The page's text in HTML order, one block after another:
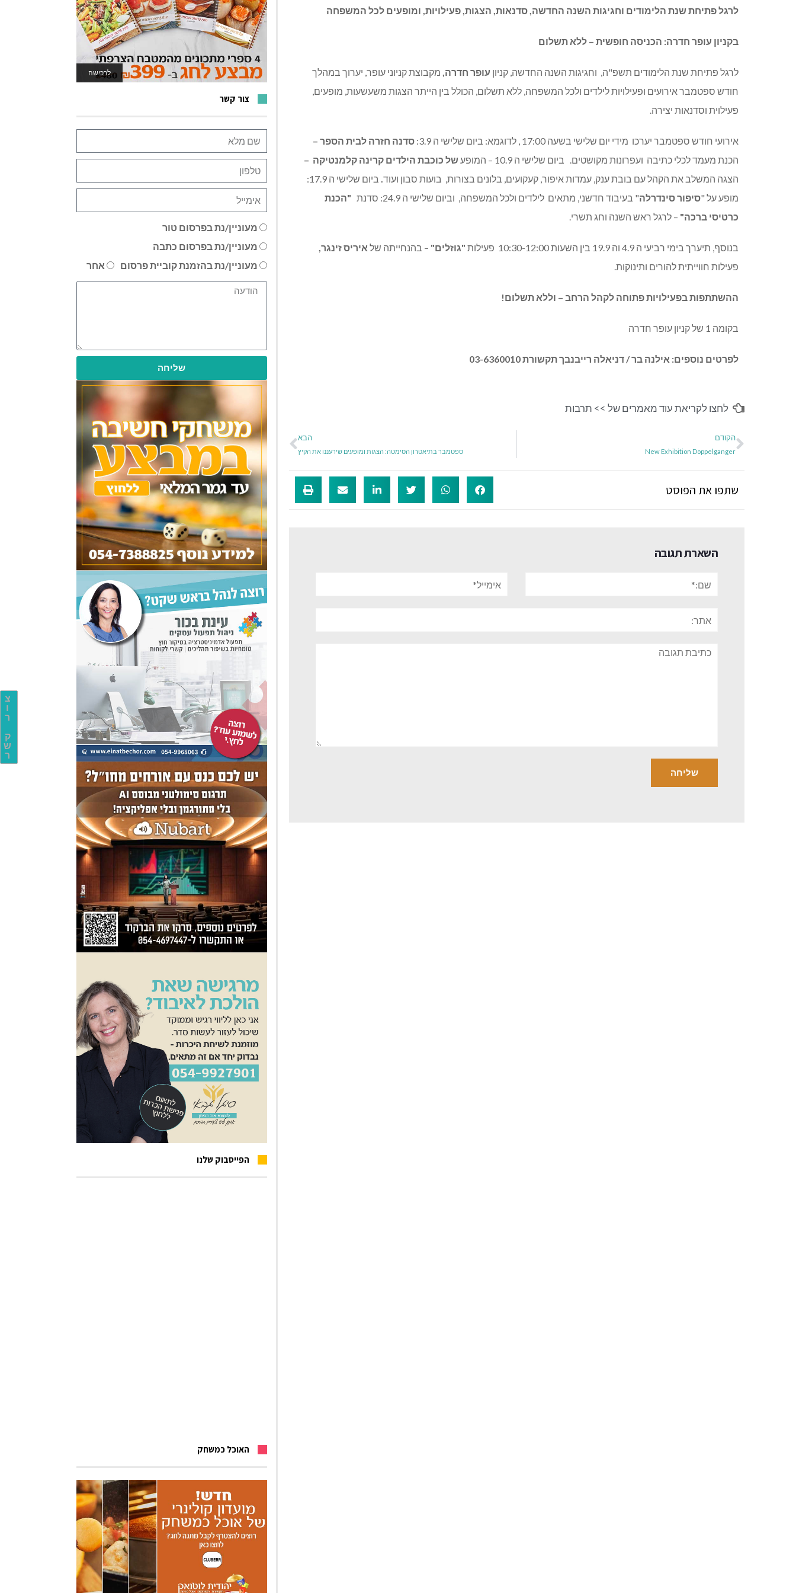
צ
ו
ר
ק
ש
ר
לרגל פתיחת שנת הלימודים וחגיגות השנה החדשה,סדנאות, הצגות, פעילויות, ומופעים לכל המשפחה
בקניון עופר חדרה: הכניסה חופשית – ללאתשלום
לרגל פתיחת שנת הלימודים תשפ"ה, וחגיגות השנה החדשה, קניון עופר חדרה, מקבוצת קניוני עופר, יערוך במהלך
חודש ספטמבר אירועים ופעילויות לילדים ולכל המשפחה, ללא תשלום, הכולל בין הייתר הצגות משעשעות, מופעים,
פעילוית וסדנאות יצירה.
אירועי חודש ספטמבר יערכו מידי יום שלישי בשעה לדוגמא: ביום שלישי ה סדנה חזרה לבית הספר –
הכנת מעמד לכלי כתיבה ועפרונות מקושטים. ביום שלישי ה המופעשל כוכבת הילדים קרינה קלמנטיקה –
הצגה המשלב את הקהל עם בובת ענק, עמדות איפור, קעקועים, בלונים בצורות, בועות סבון ועוד. ביום שלישי ה
מופע על "סיפורסינדרלה" בעיבוד חדשני, מתאים לילדים ולכל המשפחה, וביום שלישי ה סדנת "הכנת
כרטיסי ברכה"
– לרגל ראש השנה וחג תשרי.
בנוסף, תיערך בימי רביעי ה 4.9 וה 19.9 בין השעות 10:30-12:00 פעילות "גוזלים"
– בהנחייתה של איריסזינגר,
פעילות חווייתית להורים ותינוקות.
ההשתתפות בפעילויות פתוחה לקהל הרחב – וללא תשלום!
בקומה 1 של קניון עופר חדרה
לפרטים נוספים: אילנה בר/ דניאלה רייבנבךתקשורת
לחצו לקריאת עוד מאמרים של >> תרבות
הקודם
New Exhibition Doppelganger
הבא
ספטמבר בתיאטרון הסימטה: הצגות ומופעים שירעננו את הקיץ
שתפו את הפוסט
השארת תגובה
תגובה
לרכישה
לאתר המשחקים
צור קשר
מעוניין/נת בפרסום טור
מעוניין/נת בפרסום כתבה
מעוניין/נת בהזמנת קוביית פרסום
אחר
שליחה
הפייסבוק שלנו
האוכל כמשחק